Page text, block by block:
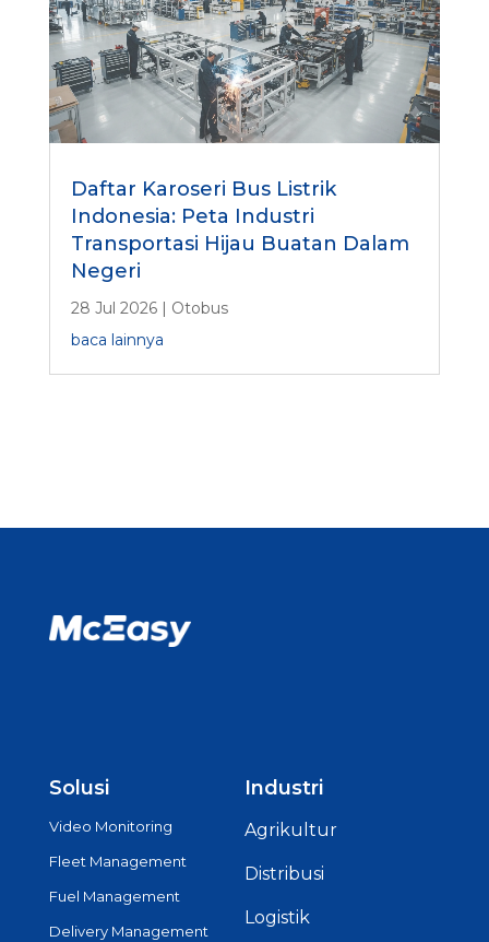
Daftar Karoseri Bus Listrik
Indonesia: Peta Industri
Transportasi Hijau Buatan Dalam
Negeri
28 Jul 2026| Otobus
baca lainnya
Solusi
Video Monitoring
Fleet Management
Fuel Management
Delivery Management
Industri
Agrikultur
Distribusi
Logistik